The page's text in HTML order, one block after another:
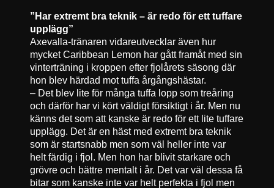
”Har extremt bra teknik – är redo för ett tuffare
upplägg”
Axevalla-tränaren vidareutvecklar även hur
mycket Caribbean Lemon har gått framåt med sin
vinterträning i kroppen efter fjolårets säsong där
hon blev härdad mot tuffa årgångshästar.
– Det blev lite för många tuffa lopp som treåring
och därför har vi kört väldigt försiktigt i år. Men nu
känns det som att kanske är redo för ett lite tuffare
upplägg. Det är en häst med extremt bra teknik
som är startsnabb men som väl heller inte var
helt färdig i fjol. Men hon har blivit starkare och
grövre och bättre mentalt i år. Det var väl dessa få
bitar som kanske inte var helt perfekta i fjol men